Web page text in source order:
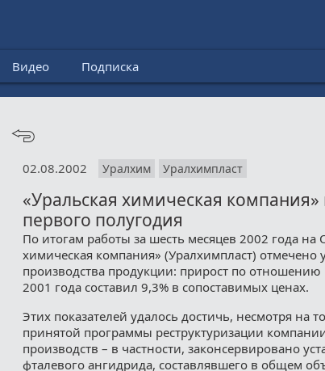
Видео Подписка
02.08.2002 Уралхим Уралхимпласт
«Уральская химическая компания»
первого полугодия
По итогам работы за шесть месяцев 2002 года на
химическая компания» (Уралхимпласт) отмечено
производства продукции: прирост по
2001 года составил 9,3% в сопоставимых ценах.
Этих показателей удалось достичь, несмотря на
принятой программы реструктуризации
производств – в частности, законсервировано
фталевого ангидрида, составлявшего в общем